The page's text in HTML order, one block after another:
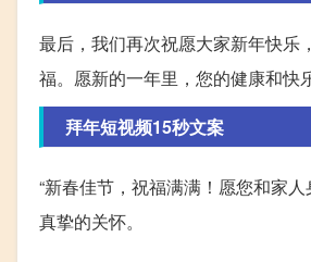
最后，我们再次祝愿大家新年快乐
福。愿新的一年里，您的健康和快
拜年短视频15秒文案
“新春佳节，祝福满满！愿您和家
真挚的关怀。